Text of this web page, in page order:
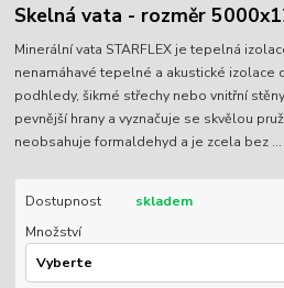
Skelná vata - rozměr
Minerální vata STARFLEX je tepelná
nenamáhavé tepelné a akustické izolace
podhledy, šikmé střechy nebo vnitřní
pevnější hrany a vyznačuje se skvělou
neobsahuje formaldehyd a je zcela bez ...
Dostupnost
skladem
Množství